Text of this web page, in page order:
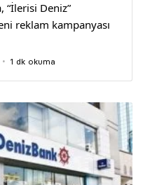
“İlerisi Deniz”
reklam kampanyası
1 dk okuma